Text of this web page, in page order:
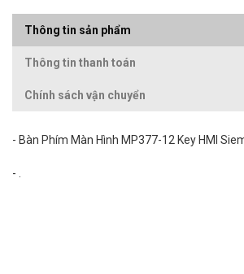
Thông tin sản phẩm
Thông tin thanh toán
Chính sách vận chuyển
- Bàn Phím Màn Hình MP377-12 Key HMI
- .